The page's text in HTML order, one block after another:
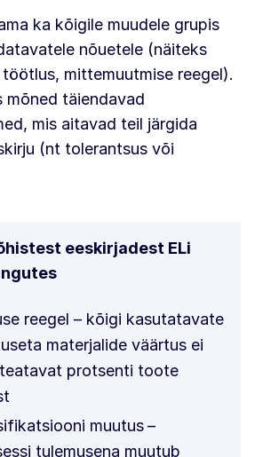
ka kõigile muudele grupis
nõuetele (näiteks
mittemuutmise reegel).
mõned täiendavad
mis aitavad teil järgida
(nt tolerantsus või
eeskirjadest ELi
reegel – kõigi kasutatavate
materjalide väärtus ei
protsenti toote
muutus–
tulemusena muutub